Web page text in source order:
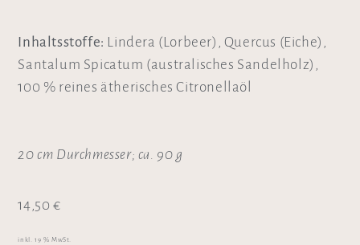
Inhaltsstoffe: Lindera (Lorbeer), Quercus (Eiche),
Santalum Spicatum (australisches Sandelholz),
100 % reines ätherisches Citronellaöl
20 cm Durchmesser; ca. 90 g
14,50 €
inkl. 19 % MwSt.